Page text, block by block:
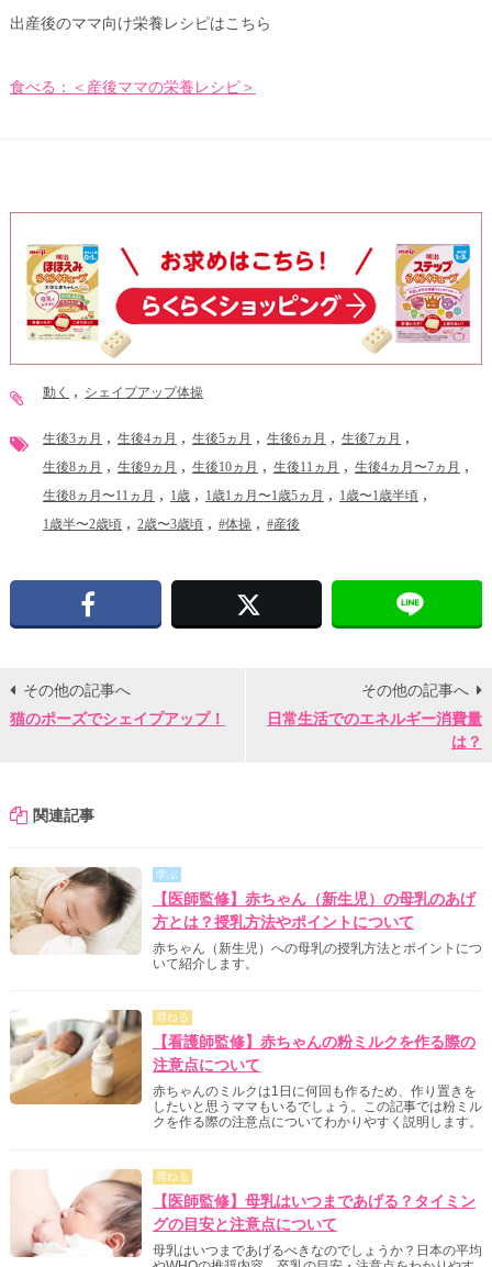
出産後のママ向け栄養レシピはこちら
食べる：＜産後ママの栄養レシピ＞
動く シェイプアップ体操
生後3ヵ月 生後4ヵ月 生後5ヵ月 生後6ヵ月 生後7ヵ月
生後8ヵ月 生後9ヵ月 生後10ヵ月 生後11ヵ月 生後4ヵ月〜7ヵ月
生後8ヵ月〜11ヵ月 1歳 1歳1ヵ月〜1歳5ヵ月 1歳〜1歳半頃
1歳半〜2歳頃 2歳〜3歳頃 #体操 #産後
その他の記事へ
猫のポーズでシェイプアップ！
その他の記事へ
日常生活でのエネルギー消費量
は？
関連記事
学ぶ
【医師監修】赤ちゃん（新生児）の母乳のあげ
方とは？授乳方法やポイントについて
赤ちゃん（新生児）への母乳の授乳方法とポイントにつ
いて紹介します。
尋ねる
【看護師監修】赤ちゃんの粉ミルクを作る際の
注意点について
赤ちゃんのミルクは1日に何回も作るため、作り置きを
したいと思うママもいるでしょう。この記事では粉ミル
クを作る際の注意点についてわかりやすく説明します。
尋ねる
【医師監修】母乳はいつまであげる？タイミン
グの目安と注意点について
母乳はいつまであげるべきなのでしょうか？日本の平均